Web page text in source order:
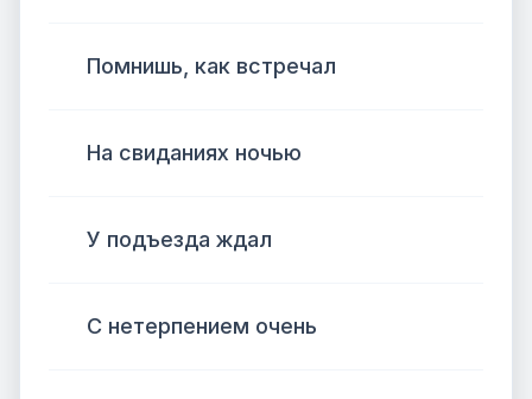
Помнишь, как встречал
На свиданиях ночью
У подъезда ждал
С нетерпением очень